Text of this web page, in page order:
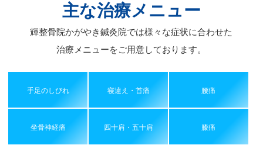
主な治療メニュー
輝整骨院かがやき鍼灸院では様々な症状に合わせた
治療メニューをご用意しております。
手足のしびれ 寝違え・首痛 腰痛
坐骨神経痛 四十肩・五十肩 膝痛